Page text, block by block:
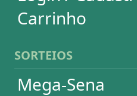
Lotogol
Mega Millions
Euromillions